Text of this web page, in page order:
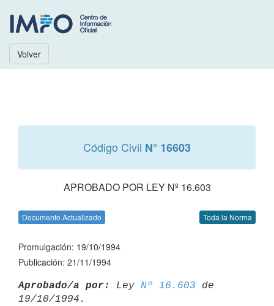
Volver
Código Civil N° 16603
APROBADO POR LEY Nº 16.603
Documento Actualizado Toda la Norma
Promulgación: 19/10/1994
Publicación: 21/11/1994
Aprobado/a por: Ley Nº 16.603 de